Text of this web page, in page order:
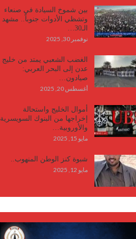
بين شموخ السيادة في صنعاء
وتشظي الأدوات جنوباً.. مشهد
الـ30…
نوفمبر 30, 2025
الغضب الشعبي يمتد من خليج
عدن إلى البحر العربي:
صيادون…
أغسطس 20, 2025
أموال الخليج واستحالة
إخراجها من البنوك السويسرية
والأوروبية…
مايو 15, 2025
شبوة كنز الوطن المنهوب..
مايو 12, 2025